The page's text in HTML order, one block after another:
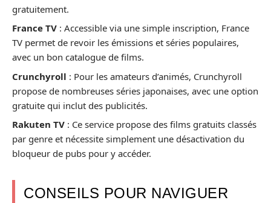
gratuitement.
France TV : Accessible via une simple inscription, France
TV permet de revoir les émissions et séries populaires,
avec un bon catalogue de films.
Crunchyroll : Pour les amateurs d’animés, Crunchyroll
propose de nombreuses séries japonaises, avec une option
gratuite qui inclut des publicités.
Rakuten TV : Ce service propose des films gratuits classés
par genre et nécessite simplement une désactivation du
bloqueur de pubs pour y accéder.
CONSEILS POUR NAVIGUER